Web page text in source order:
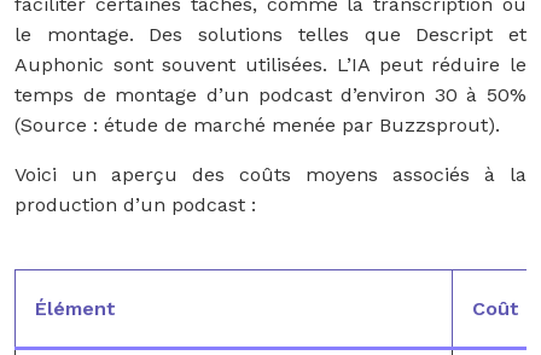
le montage. Des solutions telles que Descript et
Auphonic sont souvent utilisées. L’IA peut réduire le
temps de montage d’un podcast d’environ 30 à 50%
(Source : étude de marché menée par Buzzsprout).
Voici un aperçu des coûts moyens associés à la
production d’un podcast :
Élément Coût